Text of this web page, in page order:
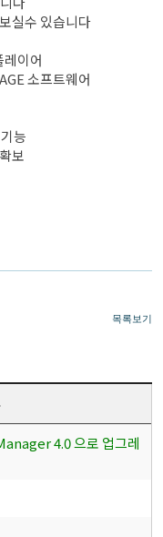
실수 있습니다
이어
소프트웨어
능
보
목록보기
4.0 으로 업그레